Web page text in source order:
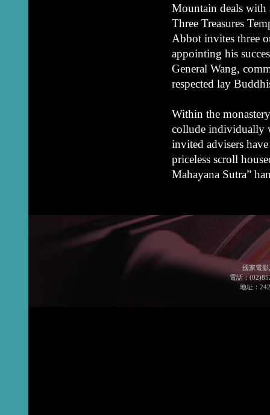
Mountain deals with
Three Treasures
Abbot invites three
appointing his
General Wang,
respected lay
Within the
collude individually
invited advisers
priceless scroll
Mahayana Sutra”
國家電
電話：
地址：